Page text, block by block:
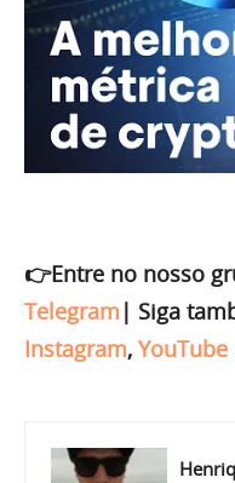
👉Entre no nosso
Telegram | Siga
Instagram, YouTube